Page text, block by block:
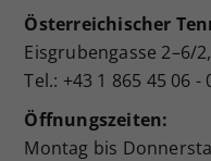
Österreichischer
Eisgrubengasse 2–6/
Tel.: +43 1 865 45 06 -
Öffnungszeiten:
Montag bis